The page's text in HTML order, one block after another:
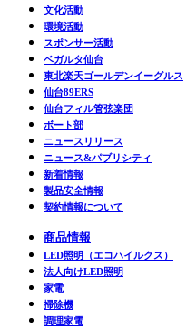
文化活動
環境活動
スポンサー活動
ベガルタ仙台
東北楽天ゴールデンイーグルス
仙台89ERS
仙台フィル管弦楽団
ボート部
ニュースリリース
ニュース&パブリシティ
新着情報
製品安全情報
契約情報について
商品情報
LED照明（エコハイルクス）
法人向けLED照明
家電
掃除機
調理家電